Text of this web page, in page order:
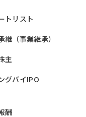
トリスト
継（事業継承）
主
グバイIPO
酬